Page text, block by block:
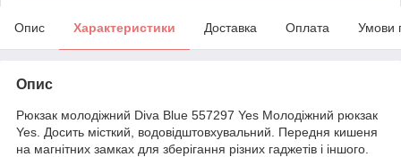
Опис Характеристики Доставка Оплата Умови
Опис
Рюкзак молодіжний Diva Blue 557297 Yes Молодіжний рюкзак
Yes. Досить місткий, водовідштовхувальний. Передня кишеня
на магнітних замках для зберігання різних гаджетів і іншого.